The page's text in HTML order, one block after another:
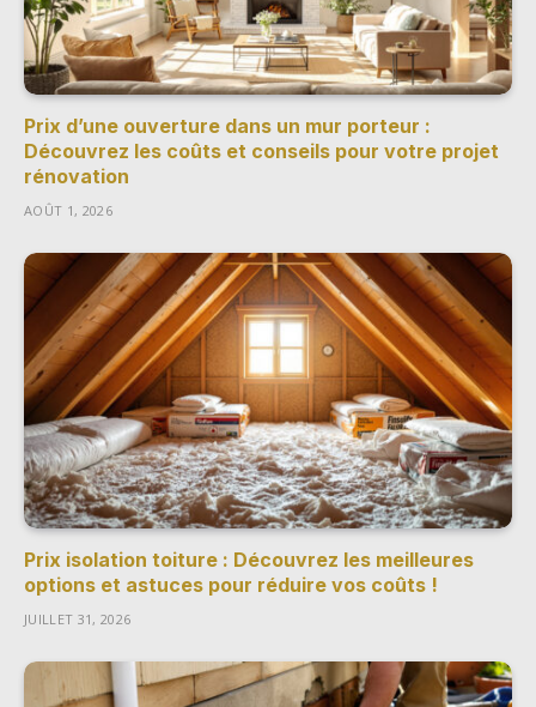
Prix d’une ouverture dans un mur porteur :
Découvrez les coûts et conseils pour votre projet
rénovation
AOÛT 1, 2026
Prix isolation toiture : Découvrez les meilleures
options et astuces pour réduire vos coûts !
JUILLET 31, 2026